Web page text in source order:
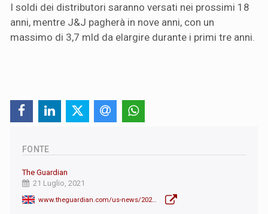
I soldi dei distributori saranno versati nei prossimi 18
anni, mentre J&J pagherà in nove anni, con un
massimo di 3,7 mld da elargire durante i primi tre anni.
FONTE
The Guardian
21 Luglio, 2021